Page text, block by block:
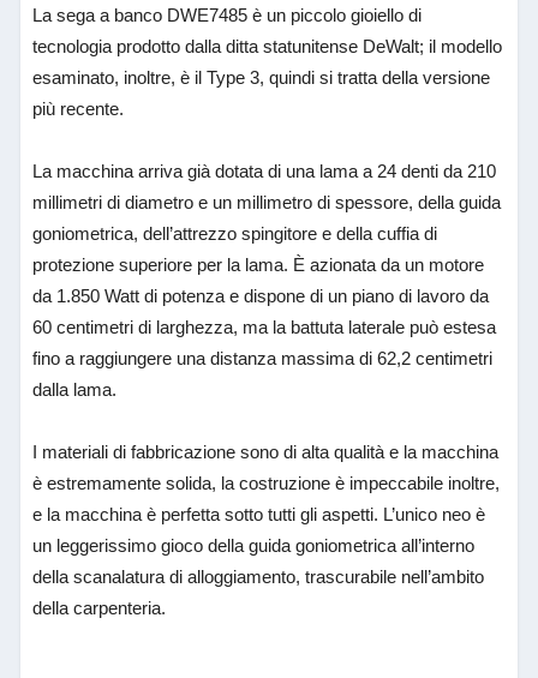
La sega a banco DWE7485 è un piccolo gioiello di
tecnologia prodotto dalla ditta statunitense DeWalt; il modello
esaminato, inoltre, è il Type 3, quindi si tratta della versione
più recente.
La macchina arriva già dotata di una lama a 24 denti da 210
millimetri di diametro e un millimetro di spessore, della guida
goniometrica, dell’attrezzo spingitore e della cuffia di
protezione superiore per la lama. È azionata da un motore
da 1.850 Watt di potenza e dispone di un piano di lavoro da
60 centimetri di larghezza, ma la battuta laterale può estesa
fino a raggiungere una distanza massima di 62,2 centimetri
dalla lama.
I materiali di fabbricazione sono di alta qualità e la macchina
è estremamente solida, la costruzione è impeccabile inoltre,
e la macchina è perfetta sotto tutti gli aspetti. L’unico neo è
un leggerissimo gioco della guida goniometrica all’interno
della scanalatura di alloggiamento, trascurabile nell’ambito
della carpenteria.